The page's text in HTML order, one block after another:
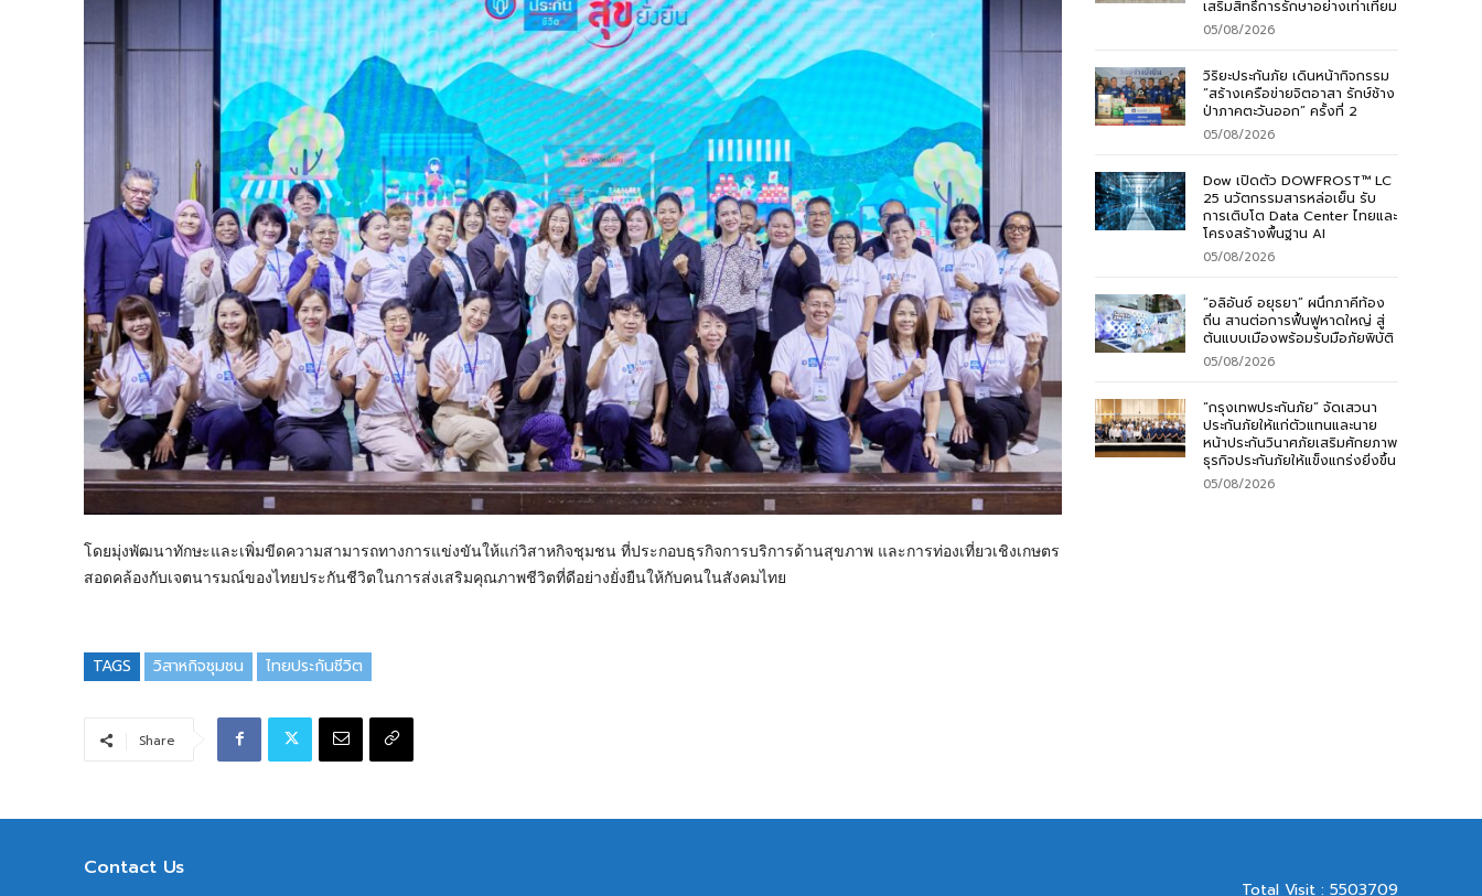
โดยมุ่งพัฒนาทักษะและเพิ่มขีดความสามารถทางการแข่งขันให้แก่วิสาหกิจชุมชน ที่ประกอบธุรกิจการบริการด้านสุขภาพ และการท่องเที่ยวเชิงเกษตร
สอดคล้องกับเจตนารมณ์ของไทยประกันชีวิตในการส่งเสริมคุณภาพชีวิตที่ดีอย่างยั่งยืนให้กับคนในสังคมไทย
TAGS วิสาหกิจชุมชน ไทยประกันชีวิต
Share
เสริมสิทธิ์การรักษาอย่างเท่าเทียม
05/08/2026
วิริยะประกันภัย เดินหน้ากิจกรรม
“สร้างเครือข่ายจิตอาสา รักษ์ช้าง
ป่าภาคตะวันออก” ครั้งที่ 2
05/08/2026
Dow เปิดตัว DOWFROST™ LC
25 นวัตกรรมสารหล่อเย็น รับ
การเติบโต Data Center ไทยและ
โครงสร้างพื้นฐาน AI
05/08/2026
“อลิอันซ์ อยุธยา” ผนึกภาคีท้อง
ถิ่น สานต่อการฟื้นฟูหาดใหญ่ สู่
ต้นแบบเมืองพร้อมรับมือภัยพิบัติ
05/08/2026
“กรุงเทพประกันภัย” จัดเสวนา
ประกันภัยให้แก่ตัวแทนและนาย
หน้าประกันวินาศภัยเสริมศักยภาพ
ธุรกิจประกันภัยให้แข็งแกร่งยิ่งขึ้น
05/08/2026
Contact Us
Total Visit : 5503709